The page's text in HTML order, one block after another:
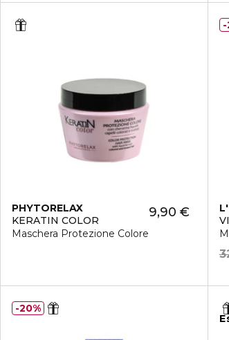
PHYTORELAX
KERATIN COLOR
Maschera Protezione Colore
9,90 €
20%